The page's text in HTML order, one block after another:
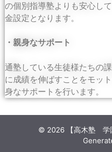
の個別指導塾よりも安心し
金設定となります。
・親身なサポート
通塾している生徒様たちの
に成績を伸ばすことをモッ
身なサポートを行います。
© 2026 【高木塾 学